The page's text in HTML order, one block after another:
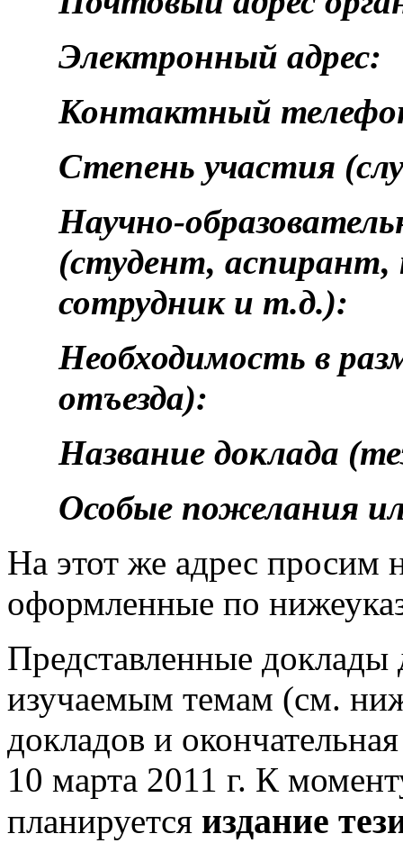
Электронный адрес:
Контактный
Степень участия
Научно-
(студент, аспирант,
сотрудник и т.д.):
Необходимость в
отъезда):
Название доклада
Особые пожелания
На этот же адрес просим
оформленные по
Представленные доклады
изучаемым темам (см.
докладов и
10 марта 2011 г. К
планируется издание